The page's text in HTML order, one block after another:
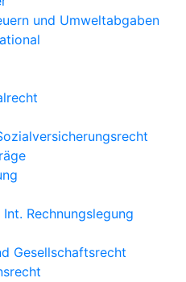
und Umweltabgaben
Rechnungslegung
Gesellschaftsrecht